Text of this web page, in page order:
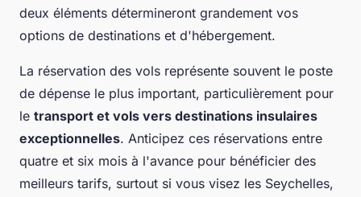
deux éléments détermineront grandement vos
options de destinations et d'hébergement.
La réservation des vols représente souvent le poste
de dépense le plus important, particulièrement pour
le transport et vols vers destinations insulaires
exceptionnelles. Anticipez ces réservations entre
quatre et six mois à l'avance pour bénéficier des
meilleurs tarifs, surtout si vous visez les Seychelles,